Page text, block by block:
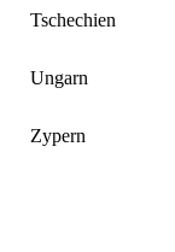
Tschechien
Ungarn
Zypern